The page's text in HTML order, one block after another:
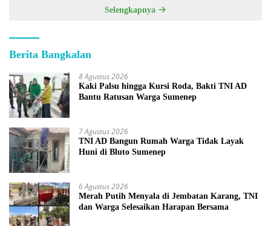
Selengkapnya
Berita Bangkalan
8 Agustus 2026
Kaki Palsu hingga Kursi Roda, Bakti TNI AD
Bantu Ratusan Warga Sumenep
7 Agustus 2026
TNI AD Bangun Rumah Warga Tidak Layak
Huni di Bluto Sumenep
6 Agustus 2026
Merah Putih Menyala di Jembatan Karang, TNI
dan Warga Selesaikan Harapan Bersama